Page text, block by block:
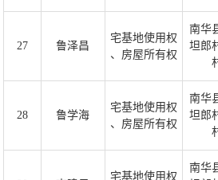
27 鲁泽昌
宅基地使用权
、房屋所有权
南华
坦郎
28 鲁学海
宅基地使用权
、房屋所有权
南华
坦郎
宅基地使用权
南华